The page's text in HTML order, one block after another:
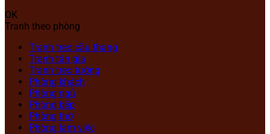
OK
Tranh theo phòng
Tranh treo cầu thang
Tranh tân gia
Tranh treo tường
Phòng khách
Phòng ngủ
Phòng bếp
Phòng thờ
Phòng làm việc